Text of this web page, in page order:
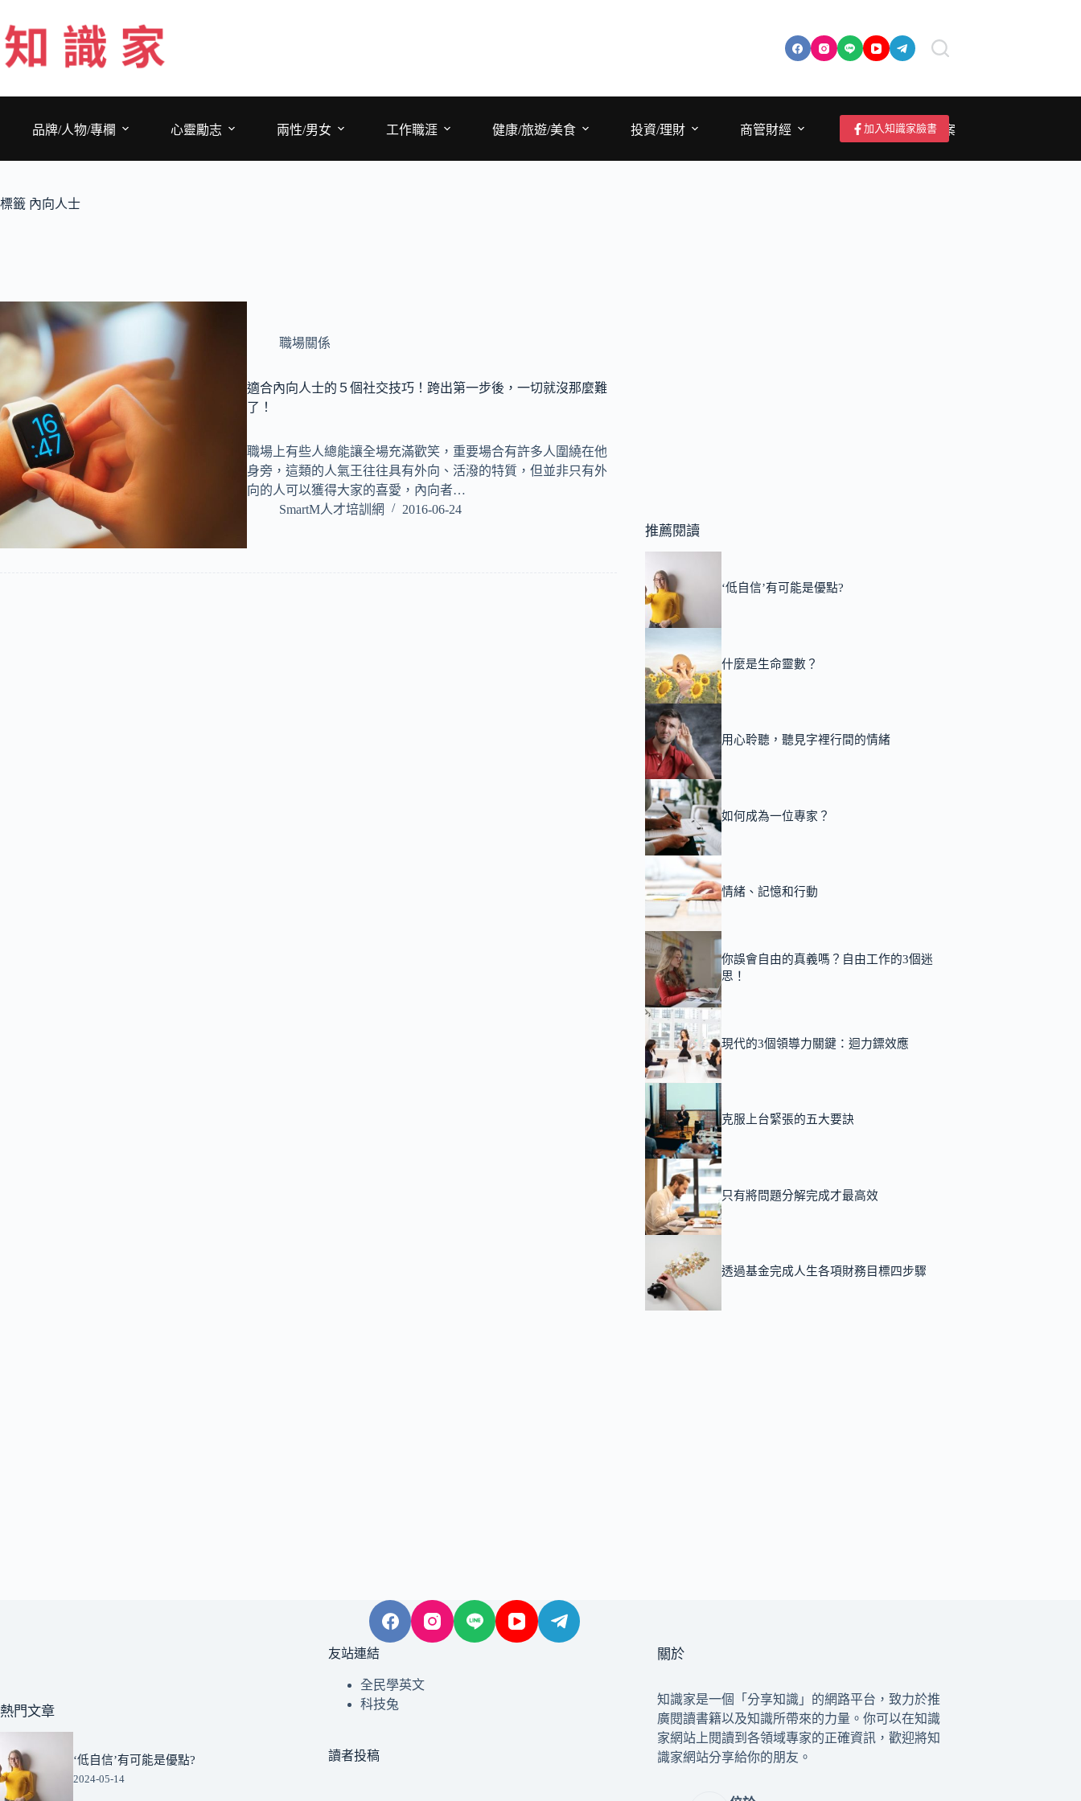
至
主
要
品牌/人物/專欄
心靈勵志 兩性/男女 工作職涯 健康/旅遊/美食 投資/理財 商管財經 成為作者/投稿/提案
加入知識家臉書
標籤 內向人士
職場關係
適合內向人士的５個社交技巧！跨出第一步後，一切就沒那麼難
了！
職場上有些人總能讓全場充滿歡笑，重要場合有許多人圍繞在他
身旁，這類的人氣王往往具有外向、活潑的特質，但並非只有外
向的人可以獲得大家的喜愛，內向者…
SmartM人才培訓網
2016-06-24
推薦閱讀
‘低自信’有可能是優點?
什麼是生命靈數？
用心聆聽，聽見字裡行間的情緒
如何成為一位專家？
情緒、記憶和行動
你誤會自由的真義嗎？自由工作的3個迷
思！
現代的3個領導力關鍵：迴力鏢效應
克服上台緊張的五大要訣
只有將問題分解完成才最高效
透過基金完成人生各項財務目標四步驟
熱門文章
‘低自信’有可能是優點?
2024-05-14
友站連結
全民學英文
科技兔
讀者投稿
關於
知識家是一個「分享知識」的網路平台，致力於推
廣閱讀書籍以及知識所帶來的力量。你可以在知識
家網站上閱讀到各領域專家的正確資訊，歡迎將知
識家網站分享給你的朋友。